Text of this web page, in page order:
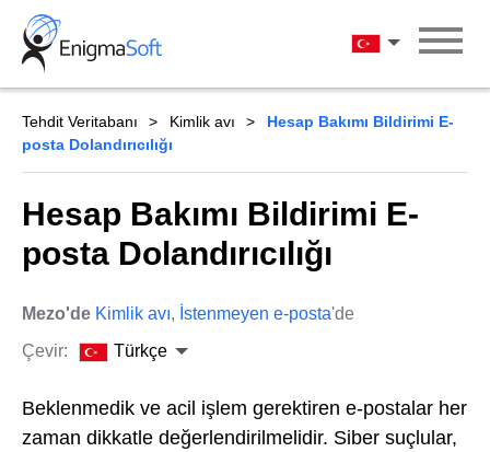
Skip
content
Türkçe
Tehdit Veritabanı Kimlik avı
Hesap Bakımı Bildirimi E-
posta Dolandırıcılığı
Hesap Bakımı Bildirimi E-
posta Dolandırıcılığı
Mezo'de Kimlik avı, İstenmeyen e-posta'de
Çevir:
Türkçe
Beklenmedik ve acil işlem gerektiren e-postalar her
zaman dikkatle değerlendirilmelidir. Siber suçlular,